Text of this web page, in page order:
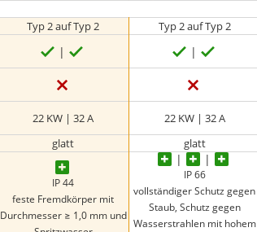
Typ 2 auf Typ 2 Typ 2 auf Typ 2
22 KW | 32 A 22 KW | 32 A
glatt glatt
IP 44
feste Fremdkörper mit
Durchmesser ≥ 1,0 mm und
IP 66
vollständiger Schutz gegen
Staub, Schutz gegen
Wasserstrahlen mit hohem